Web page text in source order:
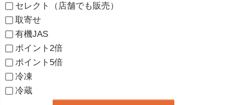
セレクト（店舗でも販売）
取寄せ
有機JAS
ポイント2倍
ポイント5倍
冷凍
冷蔵